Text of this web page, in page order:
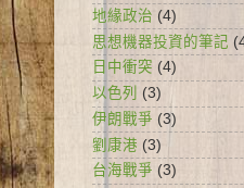
地緣政治 (4)
思想機器投資的筆記
日中衝突 (4)
以色列
(3)
伊朗戰爭 (3)
劉康港 (3)
台海戰爭 (3)